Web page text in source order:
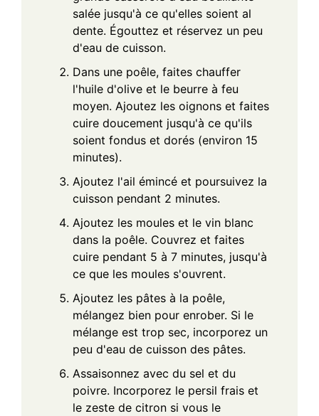
salée jusqu'à ce qu'elles soient al
dente. Égouttez et réservez un peu
d'eau de cuisson.
Dans une poêle, faites chauffer
l'huile d'olive et le beurre à feu
moyen. Ajoutez les oignons et faites
cuire doucement jusqu'à ce qu'ils
soient fondus et dorés (environ 15
minutes).
Ajoutez l'ail émincé et poursuivez la
cuisson pendant 2 minutes.
Ajoutez les moules et le vin blanc
dans la poêle. Couvrez et faites
cuire pendant 5 à 7 minutes, jusqu'à
ce que les moules s'ouvrent.
Ajoutez les pâtes à la poêle,
mélangez bien pour enrober. Si le
mélange est trop sec, incorporez un
peu d'eau de cuisson des pâtes.
Assaisonnez avec du sel et du
poivre. Incorporez le persil frais et
le zeste de citron si vous le